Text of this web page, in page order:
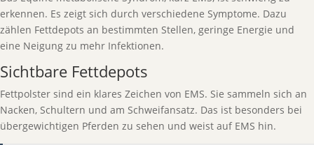
erkennen. Es zeigt sich durch verschiedene Symptome. Dazu
zählen Fettdepots an bestimmten Stellen, geringe Energie und
eine Neigung zu mehr Infektionen.
Sichtbare Fettdepots
Fettpolster sind ein klares Zeichen von EMS. Sie sammeln sich an
Nacken, Schultern und am Schweifansatz. Das ist besonders bei
übergewichtigen Pferden zu sehen und weist auf EMS hin.